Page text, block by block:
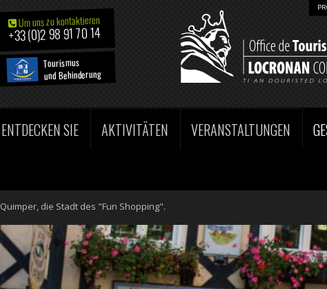
Um uns zu kontaktieren
+33 (0)2 98 91 70 14
Tourismus
und Behinderung
ENTDECKEN SIE AKTIVITÄTEN VERANSTALTUNGEN
Quimper, die Stadt des "Fun Shopping".